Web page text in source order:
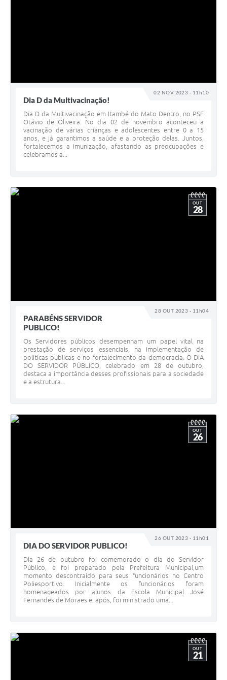
02 NOV 2023 - 11h10
Dia D da Multivacinação!
Dia D da Multivacinação em Itambé do Mato Dentro, no PSF
Otávio de Oliveira. No dia 02 de novembro aconteceu a
vacinação de várias crianças e adolescentes entre 0 a 15
anos, e já garantimos a saúde e a proteção delas. Juntos,
fortalecemos a imunização, afastando as preocupações e
celebramos a...
28 OUT 2023 - 11h04
OUT
28
PARABÉNS SERVIDOR
PUBLICO!
Os Servidores públicos desempenham um papel vital na
prestação de serviços essenciais, na implementação de
políticas públicas e no fortalecimento da democracia. O DIA
DO SERVIDOR PÚBLICO, celebrado em 28 de outubro,
destaca a importância desses profissionais para a sociedade
e a estrutura...
26 OUT 2023 - 11h01
OUT
26
DIA DO SERVIDOR PUBLICO!
Dia 26 de outubro foi comemorado o dia do Servidor
Público, e foi preparado pela Prefeitura Municipal,um
momento descontraído para seus funcionários no Centro
Poliesportivo. Inicialmente os funcionários foram
homenageados por alunos da Escola Municipal José
Fernandes de Moraes e, após, foi ministrado uma...
OUT
21